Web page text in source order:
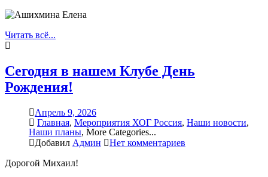
Читать всё...
Сегодня в нашем Клубе День
Рождения!
Апрель 9, 2026
Главная, Мероприятия ХОГ Россия, Наши новости,
Наши планы, More Categories...
Добавил Админ
Нет комментариев
Дорогой Михаил!